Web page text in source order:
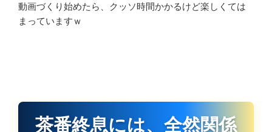
動画づくり始めたら、クッソ時間かかるけど楽しくては
まっていますｗ
茶番終息には、全然関係